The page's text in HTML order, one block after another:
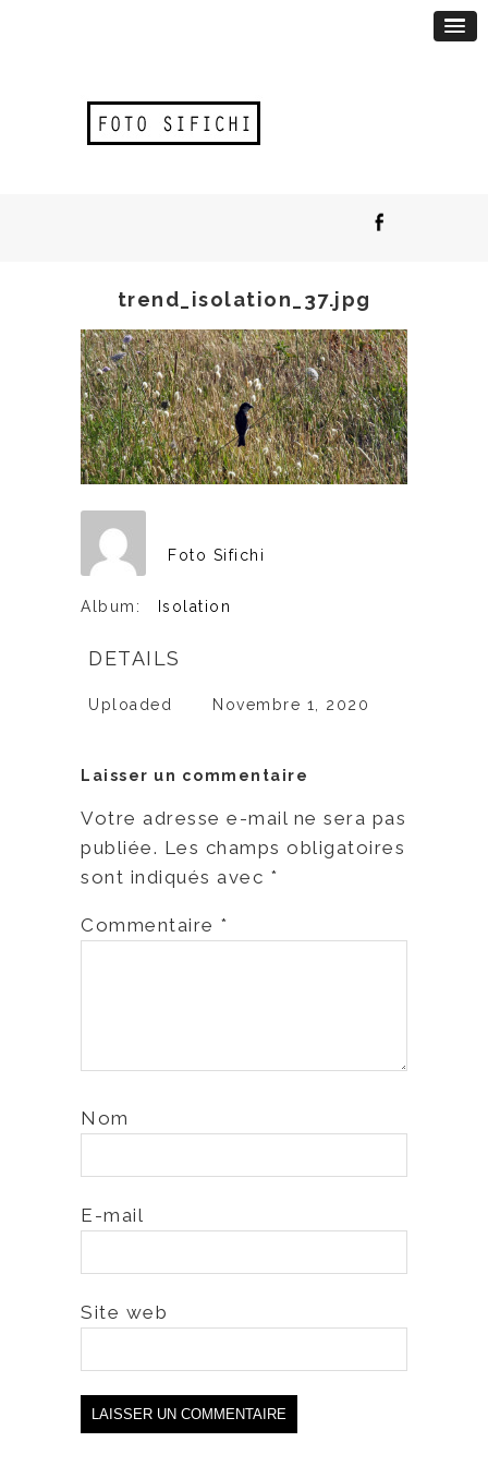
trend_isolation_37.jpg
Foto Sifichi
Album: Isolation
DETAILS
Uploaded Novembre 1, 2020
Laisser un commentaire
Votre adresse e-mail ne sera pas
publiée. Les champs obligatoires
sont indiqués avec *
Commentaire *
Nom
E-mail
Site web